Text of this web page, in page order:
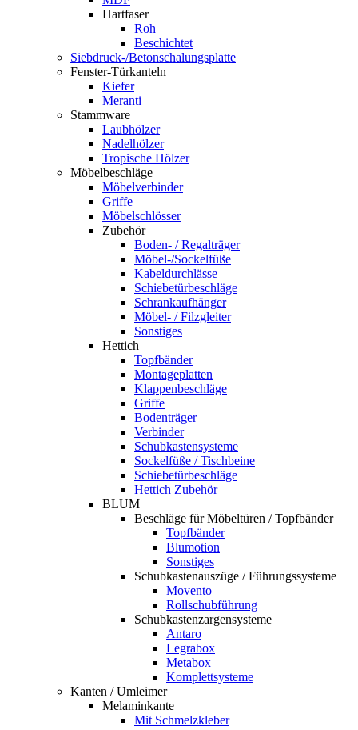
Hartfaser
Roh
Beschichtet
Siebdruck-/Betonschalungsplatte
Fenster-Türkanteln
Kiefer
Meranti
Stammware
Laubhölzer
Nadelhölzer
Tropische Hölzer
Möbelbeschläge
Möbelverbinder
Griffe
Möbelschlösser
Zubehör
Boden- / Regalträger
Möbel-/Sockelfüße
Kabeldurchlässe
Schiebetürbeschläge
Schrankaufhänger
Möbel- / Filzgleiter
Sonstiges
Hettich
Topfbänder
Montageplatten
Klappenbeschläge
Griffe
Bodenträger
Verbinder
Schubkastensysteme
Sockelfüße / Tischbeine
Schiebetürbeschläge
Hettich Zubehör
BLUM
Beschläge für Möbeltüren / Topfbänder
Topfbänder
Blumotion
Sonstiges
Schubkastenauszüge / Führungssysteme
Movento
Rollschubführung
Schubkastenzargensysteme
Antaro
Legrabox
Metabox
Komplettsysteme
Kanten / Umleimer
Melaminkante
Mit Schmelzkleber